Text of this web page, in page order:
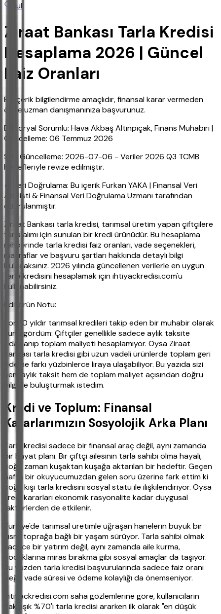
Bul
Ziraat Bankası Tarla Kredisi
Hesaplama 2026 | Güncel
Faiz Oranları
Bu içerik bilgilendirme amaçlıdır, finansal karar vermeden
önce uzman danışmanınıza başvurunuz.
Editoryal Sorumlu: Hava Akbaş Altınpıçak, Finans Muhabiri |
Güncelleme: 06 Temmuz 2026
Son Güncelleme: 2026-07-06 - Veriler 2026 Q3 TCMB
hedefleriyle revize edilmiştir.
✔ Veri Doğrulama: Bu içerik Furkan YAKA | Finansal Veri
Analisti & Finansal Veri Doğrulama Uzmanı tarafından
doğrulanmıştır.
Ziraat Bankası tarla kredisi, tarımsal üretim yapan çiftçilere
tarla alımı için sunulan bir kredi ürünüdür. Bu hesaplama
rehberinde tarla kredisi faiz oranları, vade seçenekleri,
masraflar ve başvuru şartları hakkında detaylı bilgi
bulacaksınız. 2026 yılında güncellenen verilerle en uygun
tarla kredisini hesaplamak için ihtiyackredisi.com'u
kullanabilirsiniz.
Editörün Notu:
Son 10 yıldır tarımsal kredileri takip eden bir muhabir olarak
şunu gördüm: Çiftçiler genellikle sadece aylık taksite
odaklanıp toplam maliyeti hesaplamıyor. Oysa Ziraat
Bankası tarla kredisi gibi uzun vadeli ürünlerde toplam geri
ödeme farkı yüzbinlerce liraya ulaşabiliyor. Bu yazıda sizi
hem aylık taksit hem de toplam maliyet açısından doğru
bilgiyle buluşturmak istedim.
Kredi ve Toplum: Finansal
Kararlarımızın Sosyolojik Arka Planı
Tarla kredisi sadece bir finansal araç değil, aynı zamanda
bir hayat planı. Bir çiftçi ailesinin tarla sahibi olma hayali,
çoğu zaman kuşaktan kuşağa aktarılan bir hedeftir. Geçen
hafta bir okuyucumuzdan gelen soru üzerine fark ettim ki
çoğu kişi tarla kredisini sosyal statü ile ilişkilendiriyor. Oysa
kredi kararları ekonomik rasyonalite kadar duygusal
faktörlerden de etkilenir.
Türkiye'de tarımsal üretimle uğraşan hanelerin büyük bir
kısmı toprağa bağlı bir yaşam sürüyor. Tarla sahibi olmak
sadece bir yatırım değil, aynı zamanda aile kurma,
çocuklarına miras bırakma gibi sosyal amaçlar da taşıyor.
Bu yüzden tarla kredisi başvurularında sadece faiz oranı
değil, vade süresi ve ödeme kolaylığı da önemseniyor.
ihtiyackredisi.com saha gözlemlerine göre, kullanıcıların
yaklaşık %70'i tarla kredisi ararken ilk olarak "en düşük